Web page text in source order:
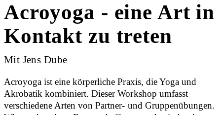
Acroyoga - eine Art in
Kontakt zu treten
Mit Jens Dube
Acroyoga ist eine körperliche Praxis, die Yoga und
Akrobatik kombiniert. Dieser Workshop umfasst
verschiedene Arten von Partner- und Gruppenübungen.